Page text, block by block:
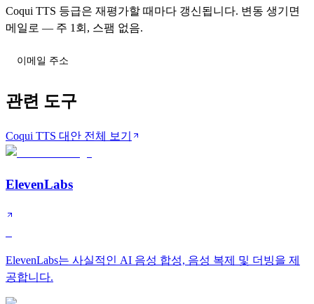
Coqui TTS 등급은 재평가할 때마다 갱신됩니다. 변동 생기면
메일로 — 주 1회, 스팸 없음.
관련 도구
Coqui TTS 대안 전체 보기
ElevenLabs
ElevenLabs는 사실적인 AI 음성 합성, 음성 복제 및 더빙을 제
공합니다.